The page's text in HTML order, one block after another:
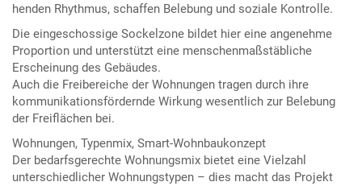
henden Rhythmus, schaffen Belebung und soziale Kontrolle.
Die eingeschossige Sockelzone bildet hier eine angenehme
Proportion und unterstützt eine menschenmaßstäbliche
Erscheinung des Gebäudes.
Auch die Freibereiche der Wohnungen tragen durch ihre
kommunikationsfördernde Wirkung wesentlich zur Belebung
der Freiflächen bei.
Wohnungen, Typenmix, Smart-Wohnbaukonzept
Der bedarfsgerechte Wohnungsmix bietet eine Vielzahl
unterschiedlicher Wohnungstypen – dies macht das Projekt